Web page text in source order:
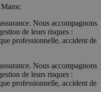
Nous accompagnons
de leurs risques :
professionnelle, accident de
Nous accompagnons
de leurs risques :
professionnelle, accident de